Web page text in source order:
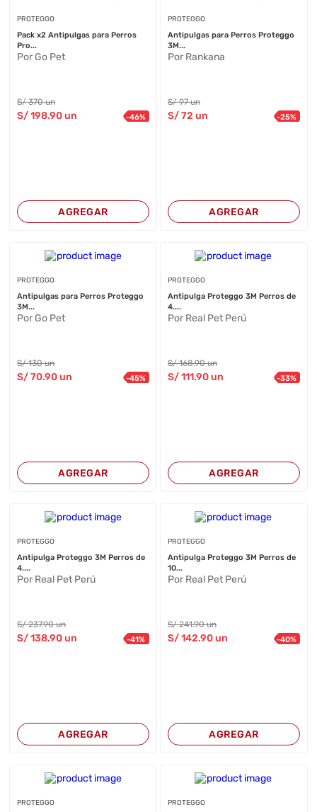
PROTEGGO
Pack x2 Antipulgas para Perros
Pro...
Por Go Pet
S/370 un
S/198.90 un -46%
AGREGAR
PROTEGGO
Antipulgas para Perros Proteggo
3M...
Por Rankana
S/97 un
S/72 un -25%
AGREGAR
PROTEGGO
Antipulgas para Perros Proteggo
3M...
Por Go Pet
S/130 un
S/70.90 un -45%
AGREGAR
PROTEGGO
Antipulga Proteggo 3M Perros de
4....
Por Real Pet Perú
S/168.90 un
S/111.90un -33%
AGREGAR
PROTEGGO
Antipulga Proteggo 3M Perros de
4....
Por Real Pet Perú
S/237.90 un
S/138.90 un -41%
AGREGAR
PROTEGGO
Antipulga Proteggo 3M Perros de
10...
Por Real Pet Perú
S/241.90 un
S/142.90un -40%
AGREGAR
PROTEGGO PROTEGGO